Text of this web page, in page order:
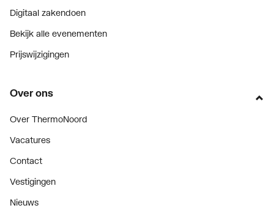
Digitaal zakendoen
Bekijk alle evenementen
Prijswijzigingen
Over ons
Over ThermoNoord
Vacatures
Contact
Vestigingen
Nieuws